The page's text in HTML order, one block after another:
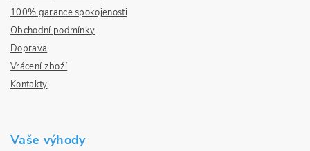
100% garance spokojenosti
Obchodní podmínky
Doprava
Vrácení zboží
Kontakty
Vaše výhody